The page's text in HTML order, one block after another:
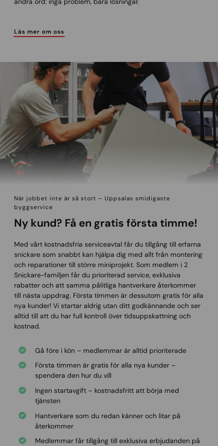
Läs mer om oss
När jobbet inte är så stort – Uppsalas smidigaste
byggservice
Ny kund? Få en gratis första timme!
Med vårt kostnadsfria serviceavtal får du tillgång till erfarna
snickare som snabbt kan hjälpa dig med allt från montering
och reparationer till större miniprojekt. Som medlem i 2
Snickare-familjen får du prioriterad service, exklusiva
rabatter och att samma pålitliga hantverkare återkommer
till nästa uppdrag. Första timmen är dessutom gratis för alla
nya kunder! Vi startar aldrig utan ditt godkännande och ser
alltid till att du har full kontroll över tidsuppskattning och
kostnad.
Gå före i kön – medlemmar är alltid prioriterade
Första timmen är gratis för alla nya kunder –
spendera den hur du vill
Ingen startavgift – kostnadsfritt att börja med
tjänsten
Hantverkare som du redan känner och litar på
återkommer
Medlemmar får tillgång till exklusiva erbjudanden på